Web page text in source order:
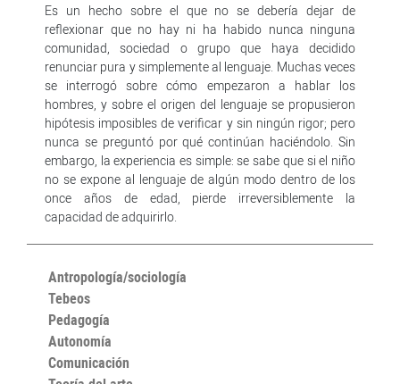
Es un hecho sobre el que no se debería dejar de
reflexionar que no hay ni ha habido nunca ninguna
comunidad, sociedad o grupo que haya decidido
renunciar pura y simplemente al lenguaje. Muchas veces
se interrogó sobre cómo empezaron a hablar los
hombres, y sobre el origen del lenguaje se propusieron
hipótesis imposibles de verificar y sin ningún rigor; pero
nunca se preguntó por qué continúan haciéndolo. Sin
embargo, la experiencia es simple: se sabe que si el niño
no se expone al lenguaje de algún modo dentro de los
once años de edad, pierde irreversiblemente la
capacidad de adquirirlo.
Antropología/sociología
Tebeos
Pedagogía
Autonomía
Comunicación